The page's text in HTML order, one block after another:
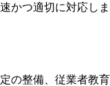
かつ適切に対応しま
の整備、従業者教育